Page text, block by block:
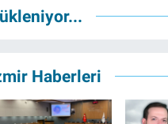
Haberleri